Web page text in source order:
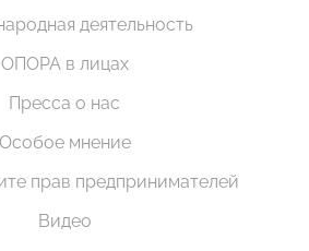
деятельность
ОПОРА в лицах
Пресса о нас
Особое мнение
прав предпринимателей
Видео